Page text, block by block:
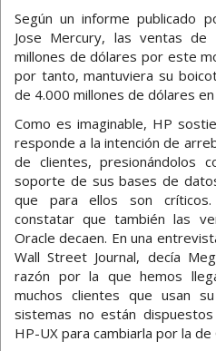
Según un informe publicado
Jose Mercury, las ventas
millones de dólares por este
por tanto, mantuviera su
de 4.000 millones de dólares
Como es imaginable, HP
responde a la intención de
de clientes, presionándolos
soporte de sus bases de
que para ellos son
constatar que también las
Oracle decaen. En una
Wall Street Journal, decía
razón por la que hemos
muchos clientes que usan
sistemas no están
HP-UX para cambiarla por la de